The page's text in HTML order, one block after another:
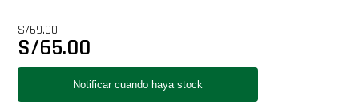
Star Wars Oferta
S/69.00
S/65.00